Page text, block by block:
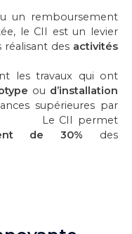
un remboursement
le CII est un levier
réalisant des activités
les travaux qui ont
ou d’installation
supérieures par
Le CII permet
de 30% des